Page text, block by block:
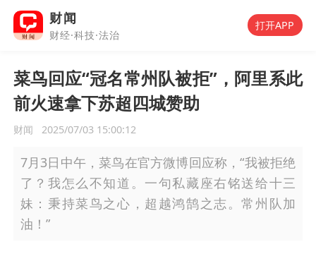
财闻
财经·科技·法治
打开APP
菜鸟回应“冠名常州队被拒”，阿里系此
前火速拿下苏超四城赞助
财闻 2025/07/03 15:00:12
7月3日中午，菜鸟在官方微博回应称，“我被拒绝
了？我怎么不知道。一句私藏座右铭送给十三
妹：秉持菜鸟之心，超越鸿鹄之志。常州队加
油！”